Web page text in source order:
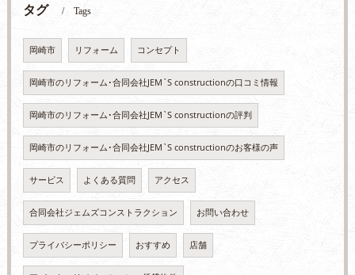
タグ Tags
岡崎市 リフォーム コンセプト
岡崎市のリフォーム･合同会社JEM`S constructionの口コミ情報
岡崎市のリフォーム･合同会社JEM`S constructionの評判
岡崎市のリフォーム･合同会社JEM`S constructionのお客様の声
サービス よくある質問 アクセス
合同会社ジェムズコンストラクション お問い合わせ
プライバシーポリシー おすすめ 店舗